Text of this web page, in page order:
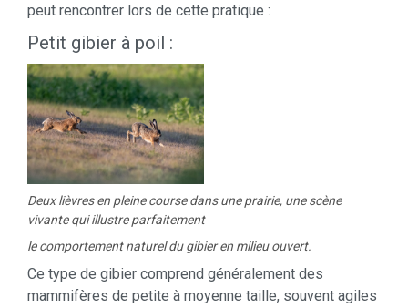
peut rencontrer lors de cette pratique :
Petit gibier à poil :
Deux lièvres en pleine course dans une prairie, une scène
vivante qui illustre parfaitement
le comportement naturel du gibier en milieu ouvert.
Ce type de gibier comprend généralement des
mammifères de petite à moyenne taille, souvent agiles